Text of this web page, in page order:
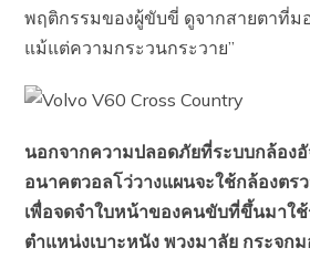
พฤติกรรมของผู้ขับขี่ ดูจากสายตาที่ม
แม้แต่ความกระวนกระวาย”
นอกจากความปลอดภัยที่ระบบกล้อง
อนาคตวอลโว่วางแผนจะใช้กล้องตร
เพื่อจดจำใบหน้าของคนขับที่ขึ้นมาใ
ตำแหน่งเบาะหนัง พวงมาลัย กระจก